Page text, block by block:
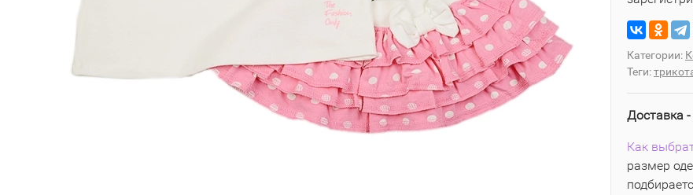
Категории:
Теги:
Доставка
Как
размер